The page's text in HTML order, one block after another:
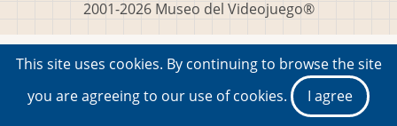
2001-2026 Museo del Videojuego®
This site uses cookies. By continuing to browse the site
you are agreeing to our use of cookies.
I agree